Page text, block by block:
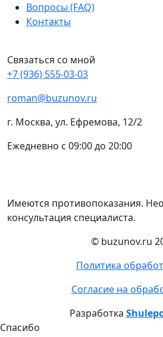
Вопросы (FAQ)
Контакты
Связаться со мной
+7 (936) 555-03-03
roman@buzunov.ru
г. Москва, ул. Ефремова, 12/2
Ежедневно с 09:00 до 20:00
Имеются противопоказания.
консультация специалиста.
© buzunov.ru
Политика
Согласие на
Разработка
Спасибо